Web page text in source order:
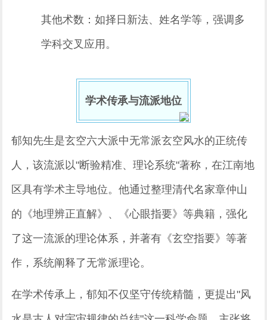
其他术数：如择日新法、姓名学等，强调多
学科交叉应用。
学术传承与流派地位
郁知先生是玄空六大派中无常派玄空风水的正统传
人，该流派以"断验精准、理论系统"著称，在江南地
区具有学术主导地位。他通过整理清代名家章仲山
的《地理辨正直解》、《心眼指要》等典籍，强化
了这一流派的理论体系，并著有《玄空指要》等著
作，系统阐释了无常派理论。
在学术传承上，郁知不仅坚守传统精髓，更提出"风